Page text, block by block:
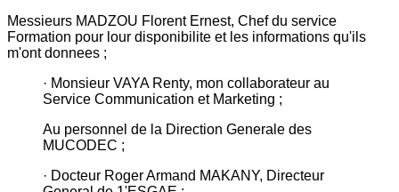
Messieurs MADZOU Florent Ernest, Chef du service
Formation pour lour disponibilite et les informations qu'ils
m'ont donnees ;
· Monsieur VAYA Renty, mon collaborateur au
Service Communication et Marketing ;
Au personnel de la Direction Generale des
MUCODEC ;
· Docteur Roger Armand MAKANY, Directeur